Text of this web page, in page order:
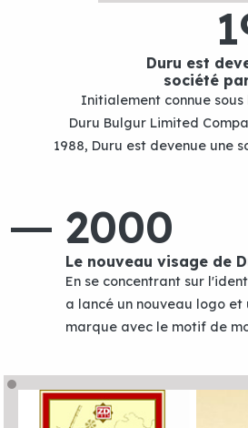
Duru est
société
Initialement connue sous
Duru Bulgur Limited
1988, Duru est devenue une
2000
Le nouveau visage de
En se concentrant sur
a lancé un nouveau logo
marque avec le motif de